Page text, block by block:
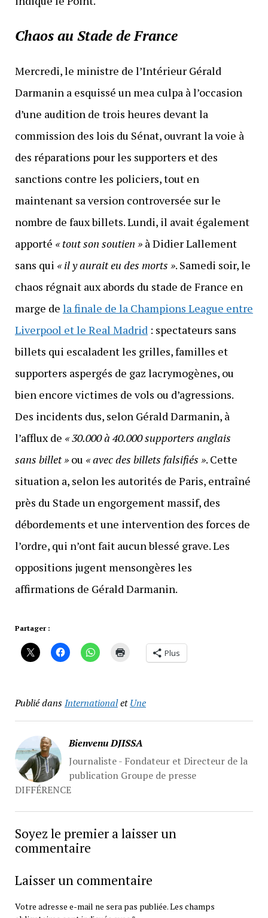
Chaos au Stade de France
Mercredi, le ministre de l’Intérieur Gérald
Darmanin a esquissé un mea culpa à l’occasion
d’une audition de trois heures devant la
commission des lois du Sénat, ouvrant la voie à
des réparations pour les supporters et des
sanctions contre les policiers, tout en
maintenant sa version controversée sur le
nombre de faux billets. Lundi, il avait également
apporté « tout son soutien »à Didier Lallement
sans qui « il y aurait eu des morts ». Samedi soir, le
chaos régnait aux abords du stade de France en
marge de la finale de la Champions League entre
Liverpool et le Real Madrid: spectateurs sans
billets qui escaladent les grilles, familles et
supporters aspergés de gaz lacrymogènes, ou
bien encore victimes de vols ou d’agressions.
Des incidents dus, selon Gérald Darmanin, à
l’afflux de « 30.000 à 40.000 supporters anglais
sans billet »ou « avec des billets falsifiés ». Cette
situation a, selon les autorités de Paris, entraîné
près du Stade un engorgement massif, des
débordements et une intervention des forces de
l’ordre, qui n’ont fait aucun blessé grave. Les
oppositions jugent mensongères les
affirmations de Gérald Darmanin.
Partager :
Plus
Publié dansInternationaletUne
Bienvenu DJISSA
Journaliste - Fondateur et Directeur de la
publication Groupe de presse
DIFFÉRENCE
Soyez le premier a laisser un
commentaire
Laisser un commentaire
Votre adresse e-mail ne sera pas publiée.Les champs